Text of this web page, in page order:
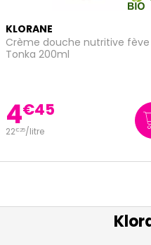
KLORANE
Shampoing camomille bio
Illumine cheveux blonds 200ml
8€29
41€45/litre